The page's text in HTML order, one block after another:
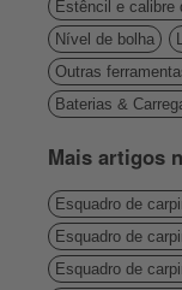
Estêncil e calibre
Nível de bolha
Outras
Baterias &
Mais artigos
Esquadro de
Esquadro de
Esquadro de